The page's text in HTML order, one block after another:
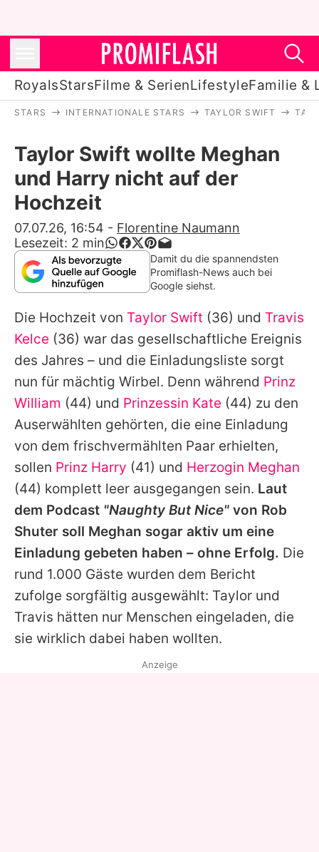
RoyalsStarsFilme & SerienLifestyleFamilie &
Stars
Filme & Serien
Lifestyle
Familie & Liebe
Promiflash Exklusiv
Alle Themen auf Promiflash
Jobs
App runterladen
Team
Redaktionelle Richtlinien
Datenschutzerklärung
Nutzungsbedingungen
Utiq verwalten
STARS INTERNATIONALE STARS TAYLOR SWIFT
Taylor Swift wollte Meghan
und Harry nicht auf der
Hochzeit
07.07.26, 16:54 - Florentine Naumann
Lesezeit: 2 min
Damit du die spannendsten
Promiflash-News auch bei
Google siehst.
Die Hochzeit von Taylor Swift (36) und Travis
Kelce (36) war das gesellschaftliche Ereignis
des Jahres – und die Einladungsliste sorgt
nun für mächtig Wirbel. Denn während Prinz
William (44) und Prinzessin Kate (44) zu den
Auserwählten gehörten, die eine Einladung
von dem frischvermählten Paar erhielten,
sollen Prinz Harry (41) und Herzogin Meghan
(44) komplett leer ausgegangen sein. Laut
dem Podcast "Naughty But Nice" von Rob
Shuter soll Meghan sogar aktiv um eine
Einladung gebeten haben – ohne Erfolg. Die
rund 1.000 Gäste wurden dem Bericht
zufolge sorgfältig ausgewählt: Taylor und
Travis hätten nur Menschen eingeladen, die
sie wirklich dabei haben wollten.
Anzeige